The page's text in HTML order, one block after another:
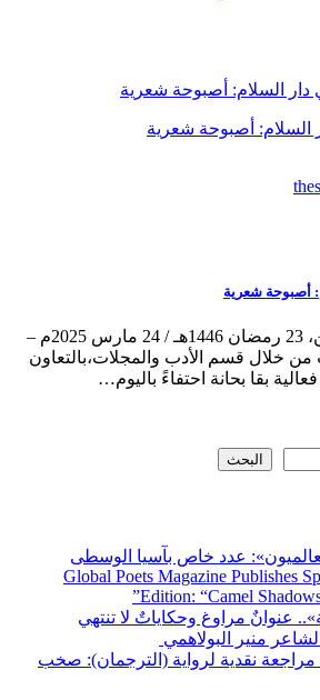
السلام: أصبوحة شعرية
أصبوحة شعرية
بندر سري بكاوان، الإثنين، 23 رمضان 1446هـ / 24 مارس 2025م –
من خلال قسم الأدب والمجلات،بالتعاون
بقا بحانة احتفاءً باليوم…
البحث
عدد خاص بآسيا الوسطى
Global Poets Magazine Publishes
Edition: “Camel
عنوانٌ مراوغ وحكاياتٌ لا تنتهي
منير البولاهمي
مراجعة نقدية لرواية (الترجمان): صخب